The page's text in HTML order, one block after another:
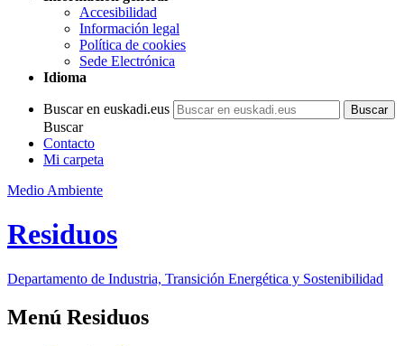
Accesibilidad
Información legal
Política de cookies
Sede Electrónica
Idioma
Buscar en euskadi.eus
Buscar
Contacto
Mi carpeta
Medio Ambiente
Residuos
Departamento de Industria, Transición Energética y Sostenibilidad
Menú Residuos